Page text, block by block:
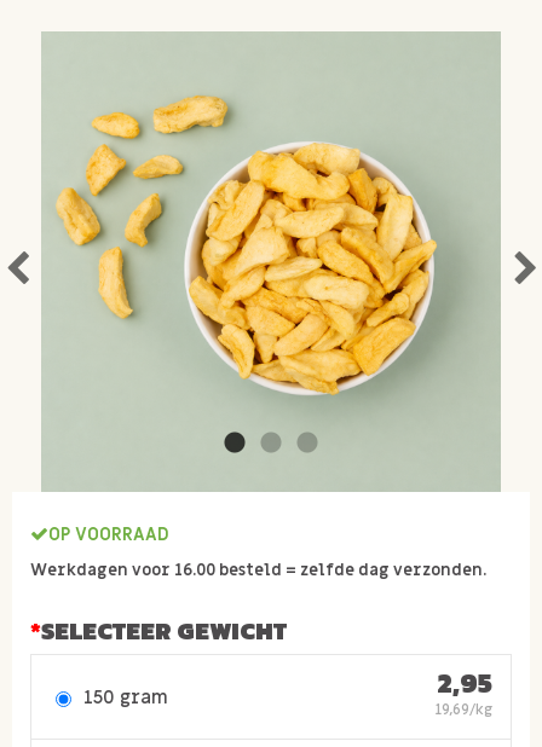
OP VOORRAAD
Werkdagen voor 16.00 besteld = zelfde dag verzonden.
SELECTEER GEWICHT
150 gram 2,95
19,69/kg